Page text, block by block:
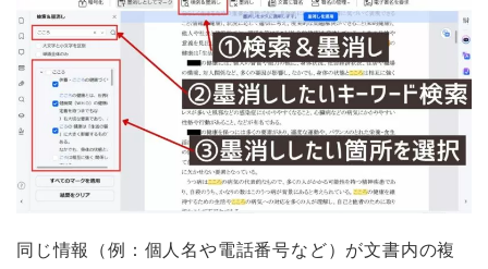
同じ情報（例：個人名や電話番号など）が文書内の複